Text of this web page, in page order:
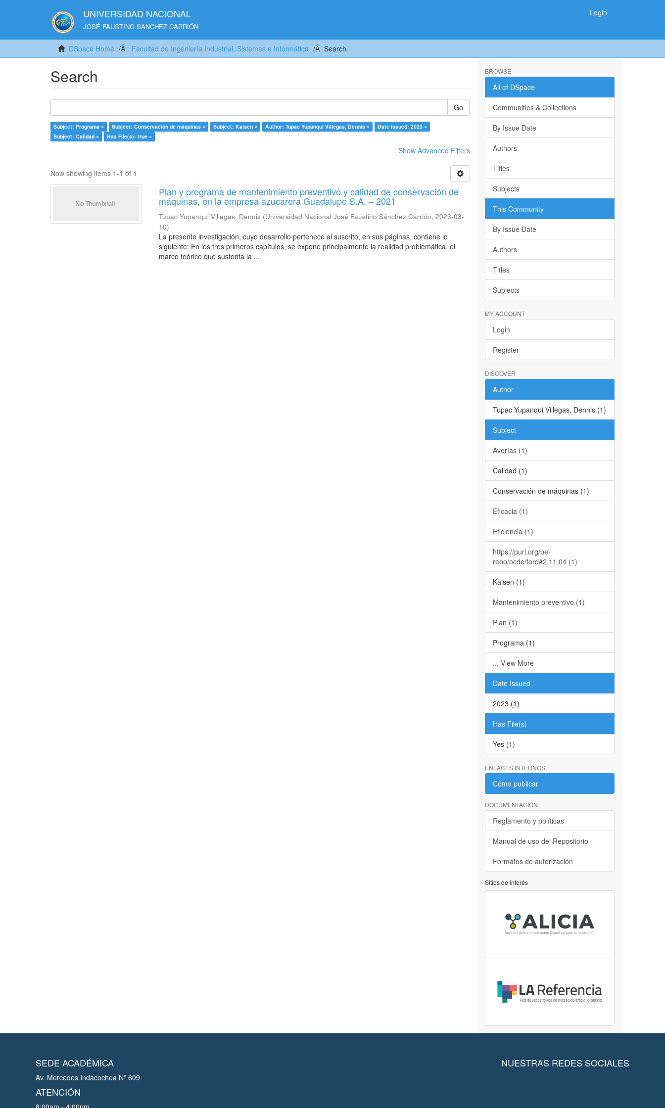
UNIVERSIDAD NACIONAL
JOSÉ FAUSTINO SANCHEZ CARRIÓN
Login
DSpace Home Facultad de Ingeniería Industrial, Sistemas e Informática Search
Search
Go
Subject: Programa × Subject: Conservación de máquinas × Subject: Kaisen × Author: Tupac Yupanqui Villegas, Dennis ×
Date issued: 2023 ×
Subject: Calidad ×
Has File(s): true ×
Show Advanced Filters
Now showing items 1-1 of 1
Plan y programa de mantenimiento preventivo y calidad de conservación de
máquinas, en la empresa azucarera Guadalupe S.A. – 2021
Tupac Yupanqui Villegas, Dennis (Universidad Nacional José Faustino Sánchez Carrión,2023-03-
10)
La presente investigación, cuyo desarrollo pertenece al suscrito, en sus páginas, contiene lo
siguiente: En los tres primeros capítulos, se expone principalmente la realidad problemática, el
marco teórico que sustenta la ...
BROWSE
All of DSpace
Communities & Collections
By Issue Date
Authors
Titles
Subjects
This Community
By Issue Date
Authors
Titles
Subjects
MY ACCOUNT
Login
Register
DISCOVER
Author
Tupac Yupanqui Villegas, Dennis (1)
Subject
Averías (1)
Calidad (1)
Conservación de máquinas (1)
Eficacia (1)
Eficiencia (1)
https://purl.org/pe-
repo/ocde/ford#2.11.04 (1)
Kaisen (1)
Mantenimiento preventivo (1)
Plan (1)
Programa (1)
... View More
Date Issued
2023 (1)
Has File(s)
Yes (1)
ENLACES INTERNOS
Cómo publicar
DOCUMENTACIÓN
Reglamento y políticas
Manual de uso del Repositorio
Formatos de autorización
Sitios de interés
SEDE ACADÉMICA
Av. Mercedes Indacochea Nº 609
ATENCIÓN
NUESTRAS REDES SOCIALES